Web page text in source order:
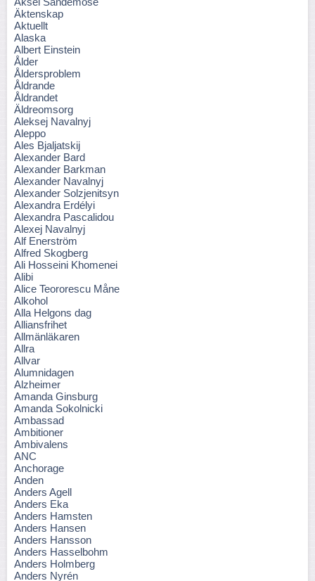
Äktenskap
Aktuellt
Alaska
Albert Einstein
Ålder
Åldersproblem
Åldrande
Åldrandet
Äldreomsorg
Aleksej Navalnyj
Aleppo
Ales Bjaljatskij
Alexander Bard
Alexander Barkman
Alexander Navalnyj
Alexander Solzjenitsyn
Alexandra Erdélyi
Alexandra Pascalidou
Alexej Navalnyj
Alf Enerström
Alfred Skogberg
Ali Hosseini Khomenei
Alibi
Alice Teororescu Måne
Alkohol
Alla Helgons dag
Alliansfrihet
Allmänläkaren
Allra
Allvar
Alumnidagen
Alzheimer
Amanda Ginsburg
Amanda Sokolnicki
Ambassad
Ambitioner
Ambivalens
ANC
Anchorage
Anden
Anders Agell
Anders Eka
Anders Hamsten
Anders Hansen
Anders Hansson
Anders Hasselbohm
Anders Holmberg
Anders Nyrén